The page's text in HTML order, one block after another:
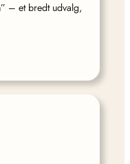
– et bredt udvalg,